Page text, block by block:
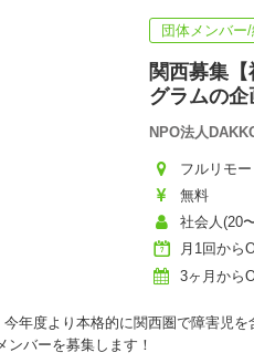
団体メンバー
関西募集
グラムの企
NPO法人
フルリモ
無料
社会人(20
月1回から
3ヶ月から
年度より本格的に関西圏で障害児
ンバーを募集します！